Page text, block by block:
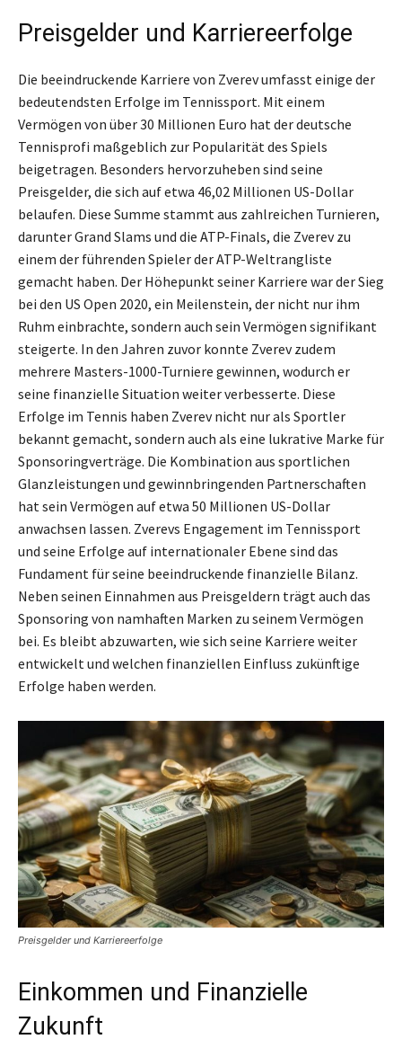
Preisgelder und Karriereerfolge
Die beeindruckende Karriere von Zverev umfasst einige der
bedeutendsten Erfolge im Tennissport. Mit einem
Vermögen von über 30 Millionen Euro hat der deutsche
Tennisprofi maßgeblich zur Popularität des Spiels
beigetragen. Besonders hervorzuheben sind seine
Preisgelder, die sich auf etwa 46,02 Millionen US-Dollar
belaufen. Diese Summe stammt aus zahlreichen Turnieren,
darunter Grand Slams und die ATP-Finals, die Zverev zu
einem der führenden Spieler der ATP-Weltrangliste
gemacht haben. Der Höhepunkt seiner Karriere war der Sieg
bei den US Open 2020, ein Meilenstein, der nicht nur ihm
Ruhm einbrachte, sondern auch sein Vermögen signifikant
steigerte. In den Jahren zuvor konnte Zverev zudem
mehrere Masters-1000-Turniere gewinnen, wodurch er
seine finanzielle Situation weiter verbesserte. Diese
Erfolge im Tennis haben Zverev nicht nur als Sportler
bekannt gemacht, sondern auch als eine lukrative Marke für
Sponsoringverträge. Die Kombination aus sportlichen
Glanzleistungen und gewinnbringenden Partnerschaften
hat sein Vermögen auf etwa 50 Millionen US-Dollar
anwachsen lassen. Zverevs Engagement im Tennissport
und seine Erfolge auf internationaler Ebene sind das
Fundament für seine beeindruckende finanzielle Bilanz.
Neben seinen Einnahmen aus Preisgeldern trägt auch das
Sponsoring von namhaften Marken zu seinem Vermögen
bei. Es bleibt abzuwarten, wie sich seine Karriere weiter
entwickelt und welchen finanziellen Einfluss zukünftige
Erfolge haben werden.
Preisgelder und Karriereerfolge
Einkommen und Finanzielle
Zukunft